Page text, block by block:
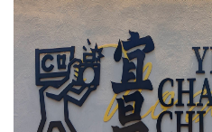
极客圈
经济
城建
科教